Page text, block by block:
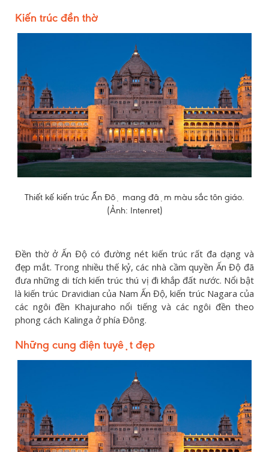
Kiến trúc đền thờ
Thiết kế kiến trúc Ấn Độ mang đậm màu sắc tôn giáo.
(Ảnh: Intenret)
Đền thờ ở Ấn Độ có đường nét kiến trúc rất đa dạng và
đẹp mắt. Trong nhiều thế kỷ, các nhà cầm quyền Ấn Độ đã
đưa những di tích kiến ​​trúc thú vị đi khắp đất nước. Nổi bật
là kiến ​​trúc Dravidian của Nam Ấn Độ, kiến ​​trúc Nagara của
các ngôi đền Khajuraho nổi tiếng và các ngôi đền theo
phong cách Kalinga ở phía Đông.
Những cung điện tuyệt đẹp